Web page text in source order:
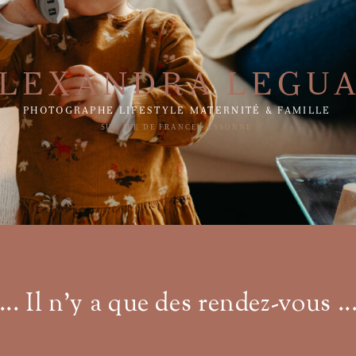
PHOTOGRAPHE LIFESTYLE MATERNITÉ & FAMILLE
SUD ÎLE DE FRANCE - ESSONNE
Il n'y a que des rendez-vous